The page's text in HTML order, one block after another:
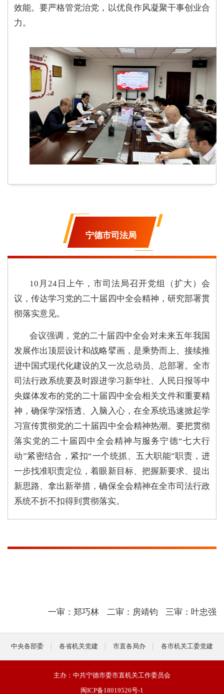
效能。要严格管党治党，以优良作风凝聚干事创业合
力。
宁德市司法局
10月24日上午，市司法局召开党组（扩大）会
议，传达学习党的二十届四中全会精神，研究部署贯
彻落实意见。
会议强调，党的二十届四中全会对未来五年我国
发展作出顶层设计和战略擘画，是乘势而上、接续推
进中国式现代化建设的又一次总动员、总部署。全市
司法行政系统要及时跟进学习新华社、人民日报等中
央媒体发布的党的二十届四中全会相关文件和重要精
神，确保学深悟透、入脑入心，在全系统迅速掀起学
习宣传贯彻党的二十届四中全会精神热潮。 要把贯彻
落实党的二十届四中全会精神与服务宁德“七大行
动”紧密结合， 紧扣“一个统抓、五大职能”职责，进
一步找准职责定位，着眼新目标、把握新要求、提出
新思路、拿出新举措，确保全会精神在全市司法行政
系统不折不扣得到贯彻落实。
一审：郑巧林 二审：房靖钧 三审：叶忠强
中央各部委 各省机关党建 市直各局办 各市机关工委党建
主办：中共宁德市委市直机关工作委员会
闽ICP备18019526号-1